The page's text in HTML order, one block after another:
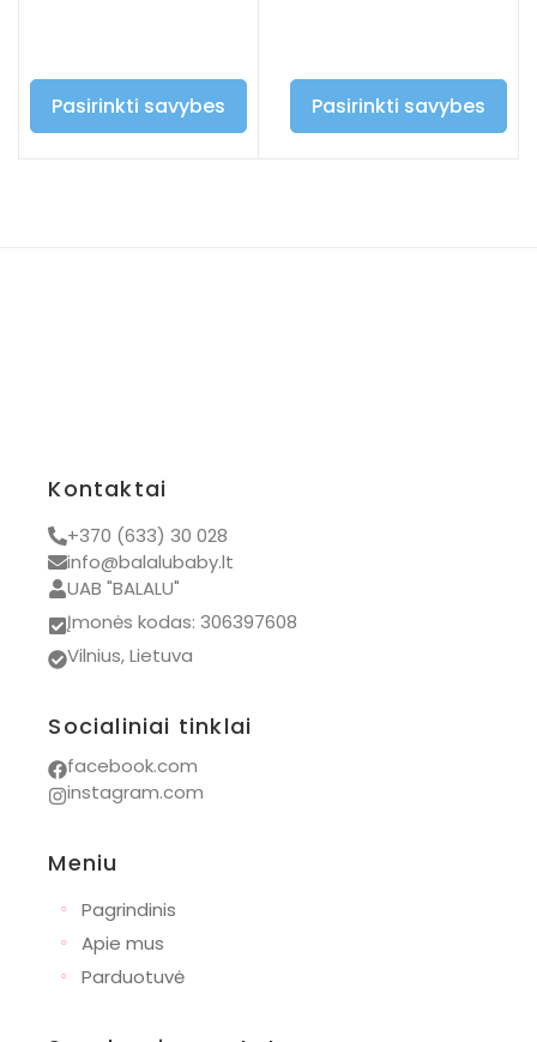
Pasirinkti savybes Pasirinkti savybes
Kontaktai
+370 (633) 30 028
info@balalubaby.lt
UAB "BALALU"
Įmonės kodas: 306397608
Vilnius, Lietuva
Socialiniai tinklai
facebook.com
instagram.com
Meniu
◦
Pagrindinis
◦ Apie mus
◦ Parduotuvė